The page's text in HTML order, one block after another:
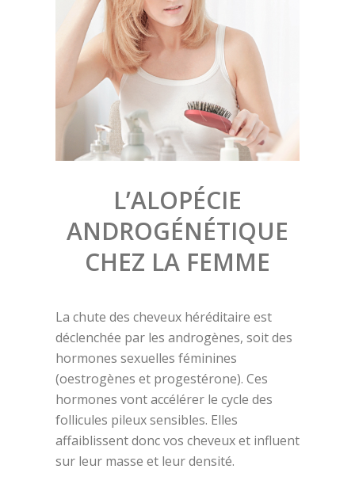
L’ALOPÉCIE
ANDROGÉNÉTIQUE
CHEZ LA FEMME
La chute des cheveux héréditaire est
déclenchée par les androgènes, soit des
hormones sexuelles féminines
(oestrogènes et progestérone). Ces
hormones vont accélérer le cycle des
follicules pileux sensibles. Elles
affaiblissent donc vos cheveux et influent
sur leur masse et leur densité.